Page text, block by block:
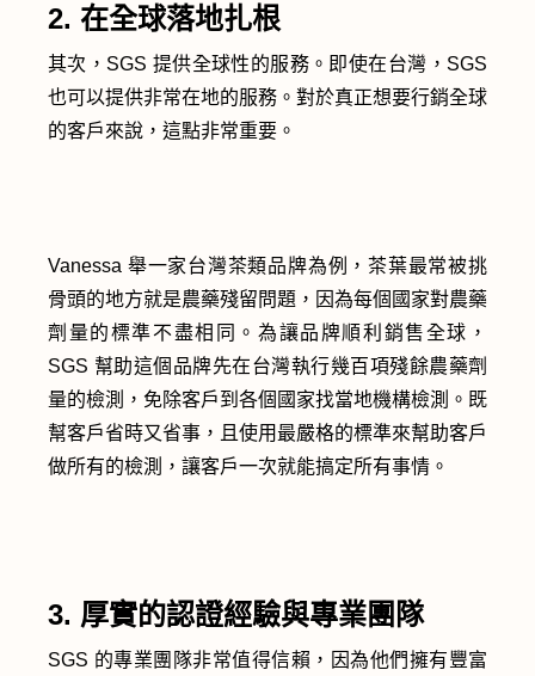
2. 在全球落地扎根
其次，SGS 提供全球性的服務。即使在台灣，SGS
也可以提供非常在地的服務。對於真正想要行銷全球
的客戶來說，這點非常重要。
Vanessa 舉一家台灣茶類品牌為例，茶葉最常被挑
骨頭的地方就是農藥殘留問題，因為每個國家對農藥
劑量的標準不盡相同。為讓品牌順利銷售全球，
SGS 幫助這個品牌先在台灣執行幾百項殘餘農藥劑
量的檢測，免除客戶到各個國家找當地機構檢測。既
幫客戶省時又省事，且使用最嚴格的標準來幫助客戶
做所有的檢測，讓客戶一次就能搞定所有事情。
3. 厚實的認證經驗與專業團隊
SGS 的專業團隊非常值得信賴，因為他們擁有豐富